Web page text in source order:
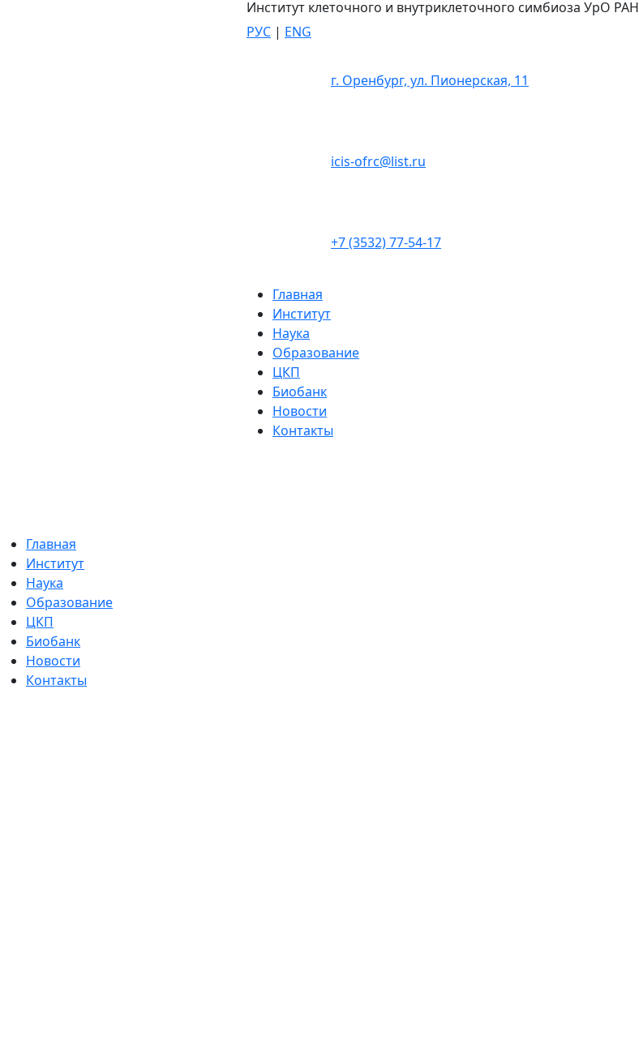
Институт клеточного и внутриклеточного симбиоза УрО РАН
РУС | ENG
г. Оренбург, ул. Пионерская, 11
icis-ofrc@list.ru
+7 (3532) 77-54-17
Главная
Институт
Наука
Образование
ЦКП
Биобанк
Новости
Контакты
Главная
Институт
Наука
Образование
ЦКП
Биобанк
Новости
Контакты